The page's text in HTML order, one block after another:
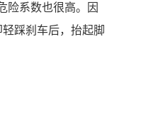
险系数也很高。因
踩刹车后，抬起脚